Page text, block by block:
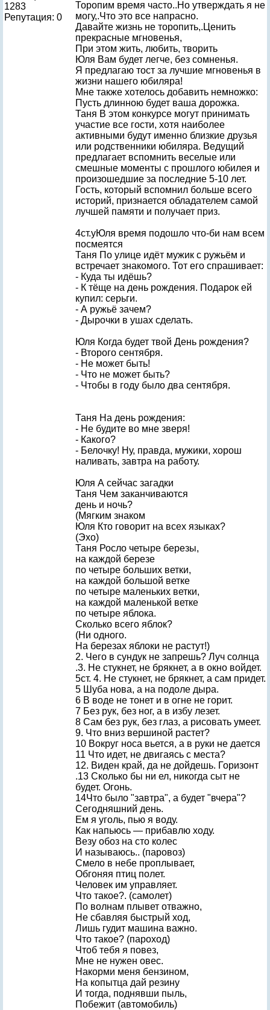
1283
Репутация: 0
Торопим время часто..Но утверждать я не
могу,.Что это все напрасно.
Давайте жизнь не торопить,.Ценить
прекрасные мгновенья,
При этом жить, любить, творить
Юля Вам будет легче, без сомненья.
Я предлагаю тост за лучшие мгновенья в
жизни нашего юбиляра!
Мне также хотелось добавить немножко:
Пусть длинною будет ваша дорожка.
Таня В этом конкурсе могут принимать
участие все гости, хотя наиболее
активными будут именно близкие друзья
или родственники юбиляра. Ведущий
предлагает вспомнить веселые или
смешные моменты с прошлого юбилея и
произошедшие за последние 5-10 лет.
Гость, который вспомнил больше всего
историй, признается обладателем самой
лучшей памяти и получает приз.
4ст.уЮля время подошло что-би нам всем
посмеятся
Таня По улице идёт мужик с ружьём и
встречает знакомого. Тот его спрашивает:
- Куда ты идёшь?
- К тёще на день рождения. Подарок ей
купил: серьги.
- А ружьё зачем?
- Дырочки в ушах сделать.
Юля Когда будет твой День рождения?
- Второго сентября.
- Не может быть!
- Что не может быть?
- Чтобы в году было два сентября.
Таня На день рождения:
- Не будите во мне зверя!
- Какого?
- Белочку! Ну, правда, мужики, хорош
наливать, завтра на работу.
Юля А сейчас загадки
Таня Чем заканчиваются
день и ночь?
(Мягким знаком
Юля Кто говорит на всех языках?
(Эхо)
Таня Росло четыре березы,
на каждой березе
по четыре больших ветки,
на каждой большой ветке
по четыре маленьких ветки,
на каждой маленькой ветке
по четыре яблока.
Сколько всего яблок?
(Ни одного.
На березах яблоки не растут!)
2. Чего в сундук не запрешь? Луч солнца
.3. Не стукнет, не брякнет, а в окно войдет.
5ст. 4. Не стукнет, не брякнет, а сам придет.
5 Шуба нова, а на подоле дыра.
6 В воде не тонет и в огне не горит.
7 Без рук, без ног, а в избу лезет.
8 Сам без рук, без глаз, а рисовать умеет.
9. Что вниз вершиной растет?
10 Вокруг носа вьется, а в руки не дается
11 Что идет, не двигаясь с места?
12. Виден край, да не дойдешь. Горизонт
.13 Сколько бы ни ел, никогда сыт не
будет. Огонь.
14Что было "завтра", а будет "вчера"?
Сегодняшний день.
Ем я уголь, пью я воду.
Как напьюсь — прибавлю ходу.
Везу обоз на сто колес
И называюсь.. (паровоз)
Смело в небе проплывает,
Обгоняя птиц полет.
Человек им управляет.
Что такое?. (самолет)
По волнам плывет отважно,
Не сбавляя быстрый ход,
Лишь гудит машина важно.
Что такое? (пароход)
Чтоб тебя я повез,
Мне не нужен овес.
Накорми меня бензином,
На копытца дай резину
И тогда, поднявши пыль,
Побежит (автомобиль)